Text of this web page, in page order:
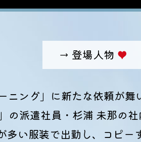
→ 登場人物 ♥
ニング」に新たな依頼が
の派遣社員・杉浦 未那の社
多い服装で出勤し、コピー